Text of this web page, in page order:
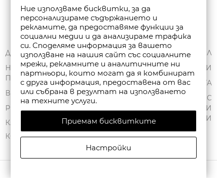
ДОСТАВКА
НАЧИНИ НА
ПЛАЩАНЕ
ВРЪЩАНЕ
РЕКЛАМАЦИИ
КАРТА НА САЙТА
КОНТАКТИ
ЗА НАС
ОБЩИ УСЛОВИЯ
ПОЛИТИКА ЗА
ПОВЕРИТЕЛНОСТ
FAN POINT CLUB
МАГАЗИНИ
МОЯТ ПРОФИЛ
ПОРЪЧКИ
ЧАНТА
СПИСЪК С
ЖЕЛАНИ
ПРОДУКТИ
Ние използваме бисквитки, за да
персонализираме съдържанието и
рекламите, да предоставяме функции за
социални медии и да анализираме трафика
си. Споделяме информация за вашето
използване на нашия сайт със социалните
мрежи, рекламните и аналитичните ни
партньори, които могат да я комбинират
с друга информация, предоставена от вас
или събрана в резултат на използването
на техните услуги.
Приемам бисквитките
Настройки